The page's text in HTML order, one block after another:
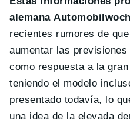
alemana
recientes rumores de
aumentar las
como respuesta a la
teniendo el modelo
presentado todavía, lo
una idea de la elevada